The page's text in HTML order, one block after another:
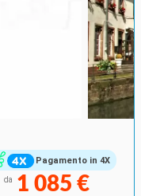
Pagamento in 4X
da 1 085 €